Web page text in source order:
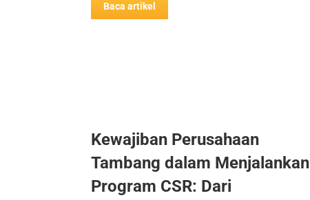
Baca artikel
Kewajiban Perusahaan
Tambang dalam Menjalankan
Program CSR: Dari